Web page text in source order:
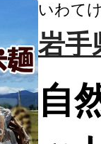
いわて
岩手
自